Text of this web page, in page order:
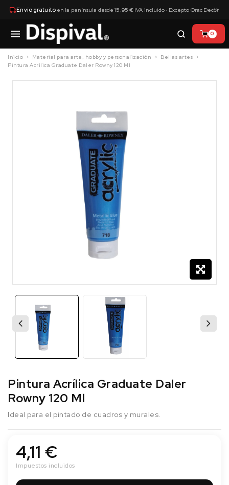
Envío gratuitoen la península desde 15,95 € IVA incluido · Excepto Orac Decor
×
0
Inicio Material para arte, hobby y personalización
Bellas artes
Pintura Acrílica Graduate Daler Rowny 120 Ml
Pintura Acrílica Graduate Daler
Rowny 120 Ml
Ideal para el pintado de cuadros y murales.
4,11 €
Impuestos incluidos